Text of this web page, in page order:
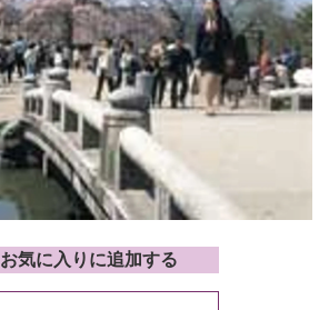
お気に入りに追加する